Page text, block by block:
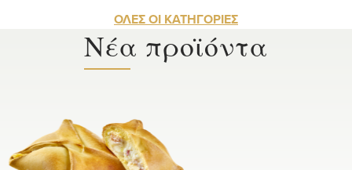
Στριφτές Πίτες
ΟΛΕΣ ΟΙ ΚΑΤΗΓΟΡΙΕΣ
Νέα προϊόντα